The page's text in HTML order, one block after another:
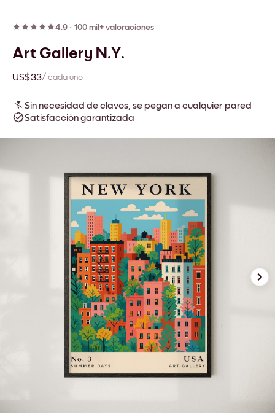
4.9 · 100 mil+ valoraciones
Art Gallery N.Y.
US$33/ cada uno
Sin necesidad de clavos, se pegan a cualquier pared
Satisfacción garantizada